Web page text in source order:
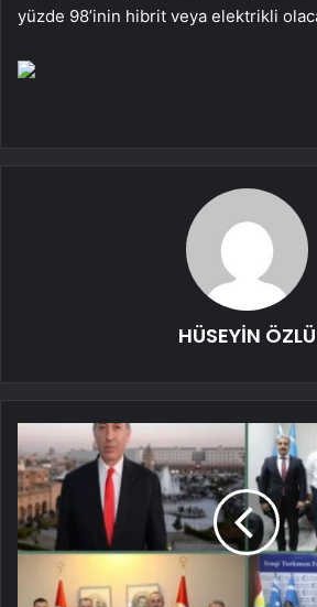
yüzde 98’inin hibrit veya elektrikli
HÜSEYİN ÖZLÜ